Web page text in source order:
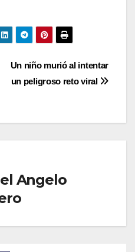
Un niño murió al intentar
un peligroso reto viral
Angelo